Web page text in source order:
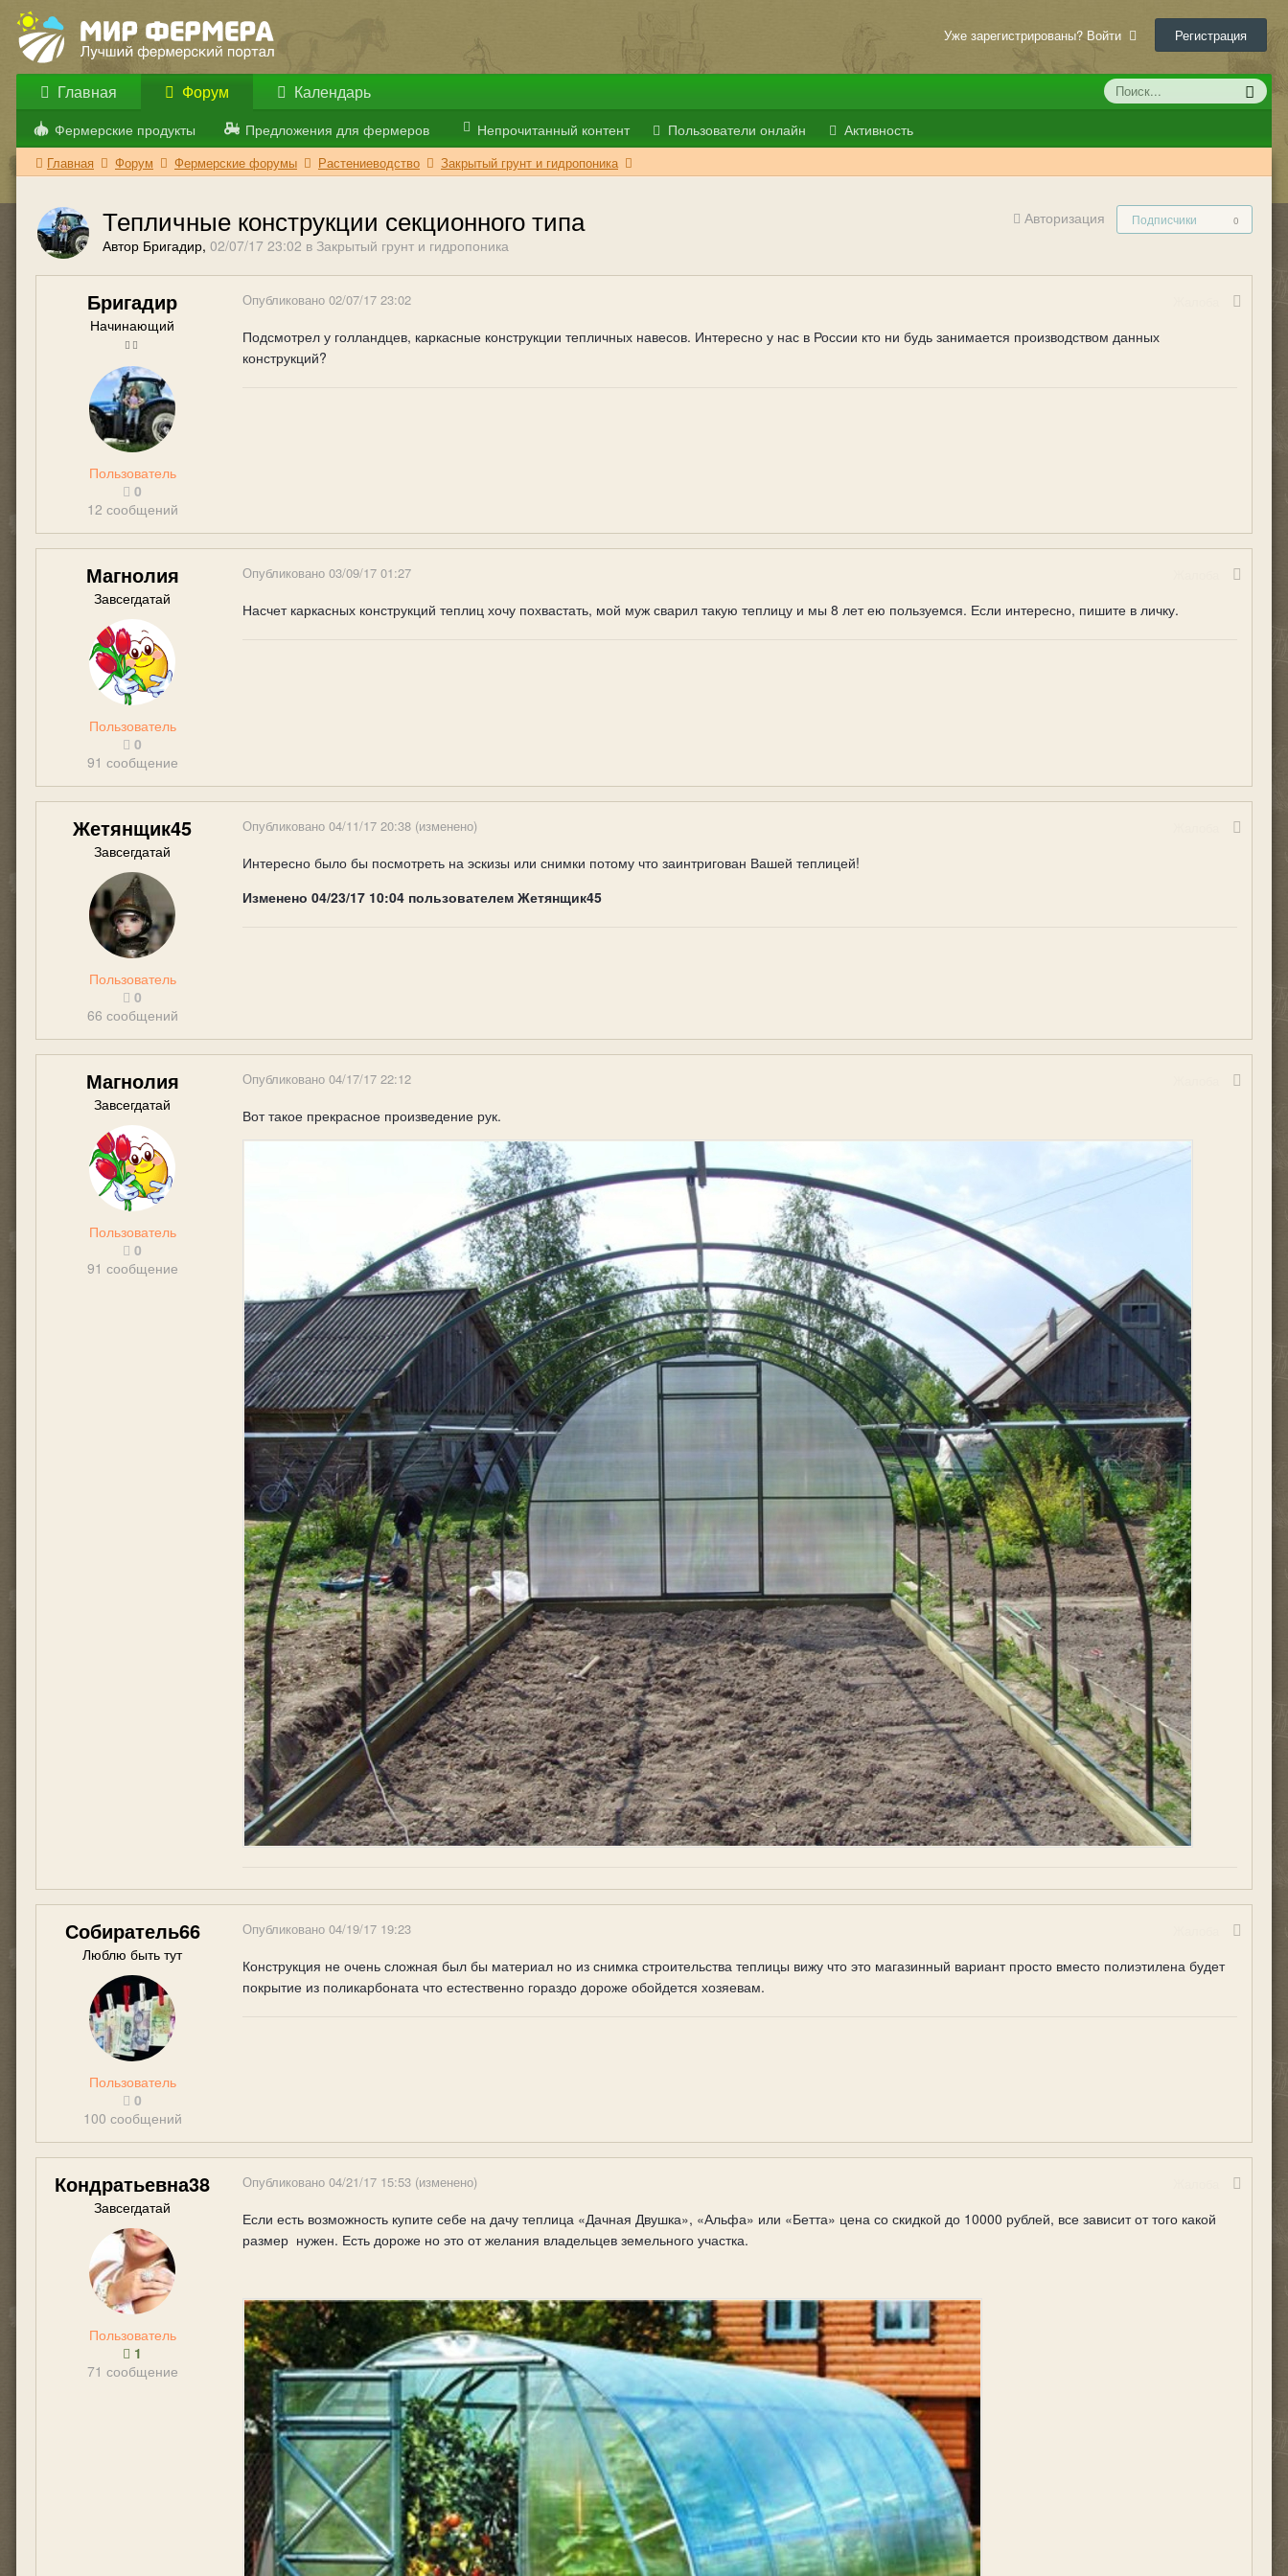
Уже зарегистрированы? Войти Регистрация
Главная Форум
Фермерские продукты Предложения для фермеров Непрочитанный контент Пользователи онлайн Активность
Календарь
Главная Форум Фермерские форумы Растениеводство Закрытый грунт и гидропоника
Авторизация Подписчики 0
Тепличные конструкции секционного типа
Автор Бригадир, 02/07/17 23:02 в Закрытый грунт и гидропоника
Бригадир
Начинающий
Пользователь
0
12 сообщений
Опубликовано 02/07/17 23:02
Подсмотрел у голландцев, каркасные конструкции тепличных навесов. Интересно у нас в России кто ни будь занимается производством данных
конструкций?
Магнолия
Завсегдатай
Пользователь
0
91 сообщение
Опубликовано 03/09/17 01:27
Насчет каркасных конструкций теплиц хочу похвастать, мой муж сварил такую теплицу и мы 8 лет ею пользуемся. Если интересно, пишите в личку.
Жетянщик45
Завсегдатай
Пользователь
0
66 сообщений
Опубликовано 04/11/17 20:38 (изменено)
Интересно было бы посмотреть на эскизы или снимки потому что заинтригован Вашей теплицей!
Изменено 04/23/17 10:04 пользователем Жетянщик45
Магнолия
Завсегдатай
Пользователь
0
91 сообщение
Опубликовано 04/17/17 22:12
Вот такое прекрасное произведение рук.
Собиратель66
Люблю быть тут
Пользователь
0
100 сообщений
Опубликовано 04/19/17 19:23
Конструкция не очень сложная был бы материал но из снимка строительства теплицы вижу что это магазинный вариант просто вместо полиэтилена будет
покрытие из поликарбоната что естественно гораздо дороже обойдется хозяевам.
Кондратьевна38
Завсегдатай
Пользователь
1
71 сообщение
Опубликовано 04/21/17 15:53 (изменено)
Если есть возможность купите себе на дачу теплица «Дачная Двушка», «Альфа» или «Бетта» цена со скидкой до 10000 рублей, все зависит от того какой
размер нужен. Есть дороже но это от желания владельцев земельного участка.